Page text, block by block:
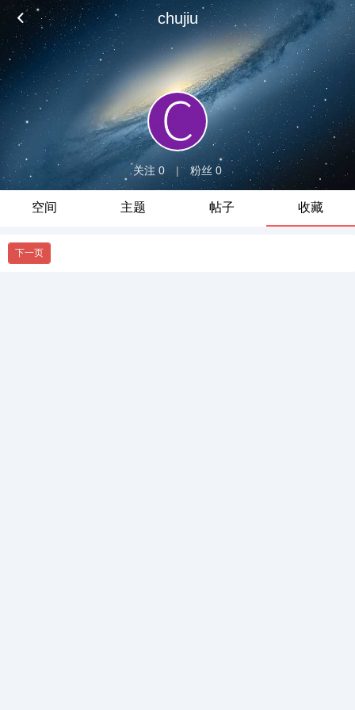
chujiu
关注 0 | 粉丝 0
空间 主题 帖子 收藏
下一页